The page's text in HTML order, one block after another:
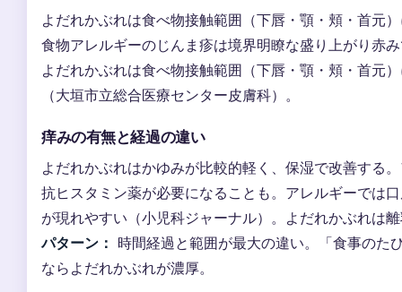
よだれかぶれは食べ物接触範囲（下唇・顎・頬・首元
食物アレルギーのじんま疹は境界明瞭な盛り上がり赤
よだれかぶれは食べ物接触範囲（下唇・顎・頬・首元
（大垣市立総合医療センター皮膚科）。
痒みの有無と経過の違い
よだれかぶれはかゆみが比較的軽く、保湿で改善する
抗ヒスタミン薬が必要になることも。アレルギーでは
が現れやすい（小児科ジャーナル）。よだれかぶれは
パターン： 時間経過と範囲が最大の違い。「食事のた
ならよだれかぶれが濃厚。